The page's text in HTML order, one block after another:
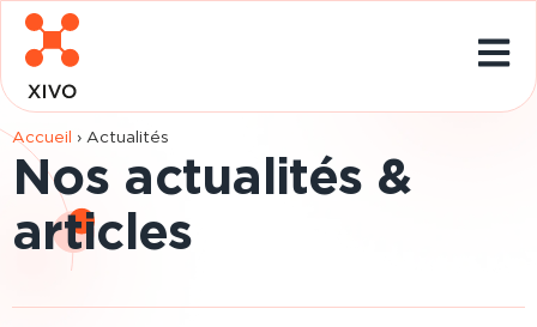
Accueil › Actualités
Nos actualités &
articles